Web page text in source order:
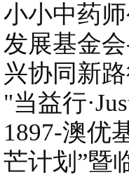
小小中药
发展基金
兴协同新
"当益行
1897-澳优
芒计划”暨